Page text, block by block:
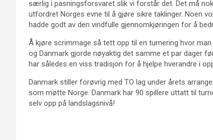
særlig i pasningsforsvaret slik vi forstår det. Det må
utfordret Norges evne til å gjøre sikre taklinger. Noen
hadde godt av den vindfulle gjennomkjøringen for å
Å kjøre scrimmage så tett opp til en turnering hvor
og Danmark gjorde nøyaktig det samme et par dager
har således en viss tradisjon for å hjelpe hverandre i
Danmark stiller forøvrig med TO lag under årets
som møtte Norge. Danmark har 90 spillere uttatt til
selv opp på landslagsnivå!